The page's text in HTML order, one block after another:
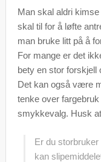
Man skal aldri
skal til for å løfte
man bruke litt på å
For mange er det
bety en stor forskjell
Det kan også være
tenke over
smykkevalg. Husk
Er du
kan